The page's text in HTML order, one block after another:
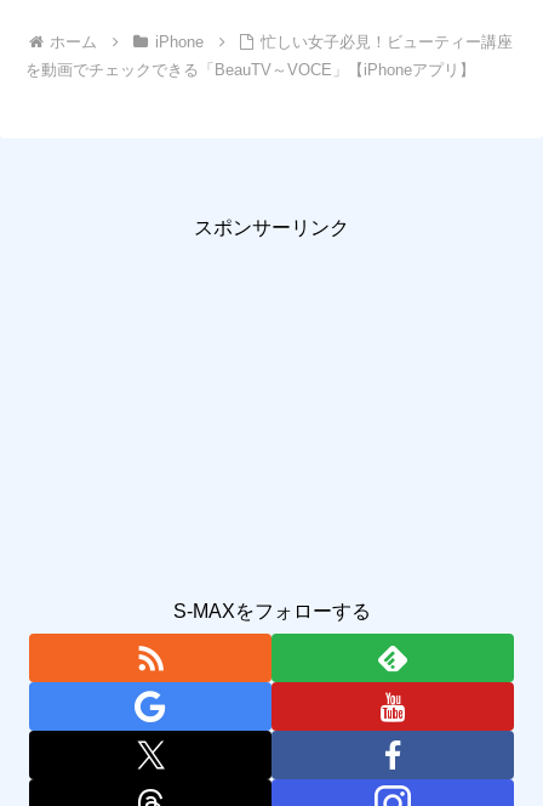
ホーム iPhone
忙しい女子必見！ビューティー講座
を動画でチェックできる「BeauTV～VOCE」【iPhoneアプリ】
スポンサーリンク
S-MAXをフォローする